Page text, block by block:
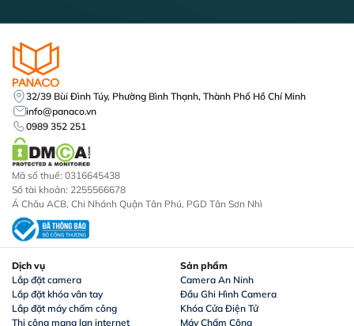
Dịch vụ
Lắp đặt camera
Lắp đặt khóa vân tay
Lắp đặt máy chấm công
Thi công mạng lan internet
Sản phẩm
Camera An Ninh
Đầu Ghi Hình Camera
Khóa Cửa Điện Tử
Máy Chấm Công
32/39 Bùi Đình Túy, Phường Bình Thạnh, Thành Phố Hồ Chí Minh
info@panaco.vn
0989 352 251
Mã số thuế: 0316645438
Số tài khoản: 2255566678
Á Châu ACB, Chi Nhánh Quận Tân Phú, PGD Tân Sơn Nhì